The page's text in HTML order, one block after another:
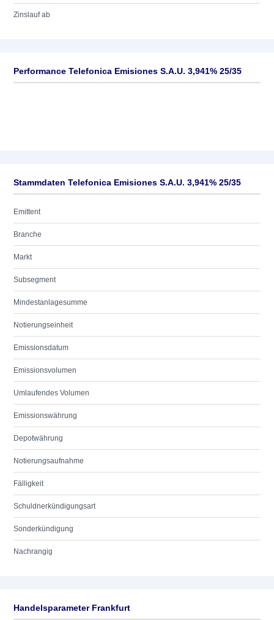
Zinslauf ab
Performance Telefonica Emisiones S.A.U. 3,941% 25/35
Stammdaten Telefonica Emisiones S.A.U. 3,941% 25/35
Emittent
Branche
Markt
Subsegment
Mindestanlagesumme
Notierungseinheit
Emissionsdatum
Emissionsvolumen
Umlaufendes Volumen
Emissionswährung
Depotwährung
Notierungsaufnahme
Fälligkeit
Schuldnerkündigungsart
Sonderkündigung
Nachrangig
Handelsparameter Frankfurt